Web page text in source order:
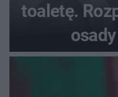
toaletę.